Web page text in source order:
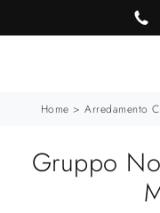
Home > Arredamento
Gruppo